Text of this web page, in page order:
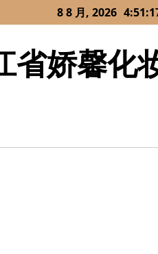
8 8 月, 2026
省娇馨化